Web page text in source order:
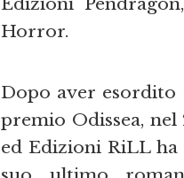
Horror.
Dopo aver
premio Odissea,
ed Edizioni RiLL